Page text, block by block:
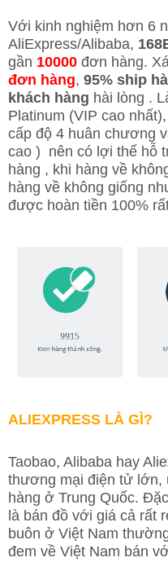
Với kinh nghiệm hơn 6
AliExpress/Alibaba,
gần 10000 đơn hàng.
đơn hàng, 95% ship
khách hàng hài lòng .
Platinum (VIP cao
cấp độ 4 huân chương
cao ) nên có lợi thế hỗ
hàng , khi hàng về
hàng về không giống
được hoàn tiền 100%
ALIEXPRESS LÀ GÌ?
Taobao, Alibaba hay
thương mại điện tử lớn,
hàng ở Trung Quốc.
là bán đồ với giá cả rất
buôn ở Việt Nam
đem về Việt Nam bán